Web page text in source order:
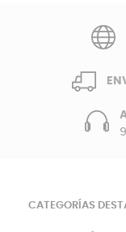
CATEGORÍAS